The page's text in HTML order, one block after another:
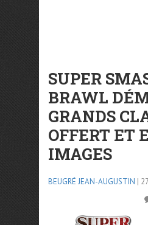
SUPER
BRAWL
GRANDS
OFFERT ET
IMAGES
BEUGRÉ JEAN-AUGUSTIN |